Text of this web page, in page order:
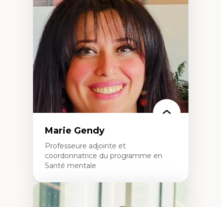
Les apports pédagogiques des théories de
l'affect, du posthumanisme, du féminisme
dans l'éducation aux sciences
L'apprentissage des sciences/STIM dans une
perspective socioécologique de care
L’insertion professionnelle des
enseignant.e.s
Marie Gendy
Professeure adjointe et
coordonnatrice du programme en
Santé mentale
Expertises